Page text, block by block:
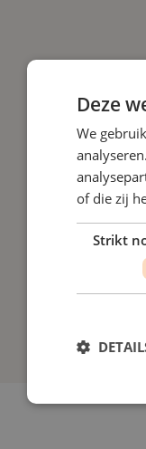
Deze
We
of die zij
Strikt